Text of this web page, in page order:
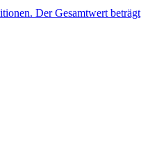
Der Gesamtwert beträgt